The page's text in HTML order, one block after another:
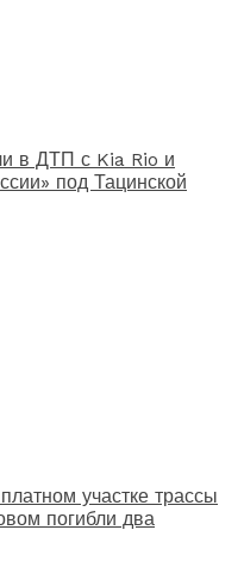
в ДТП с Kia Rio и
под Тацинской
участке трассы
погибли два